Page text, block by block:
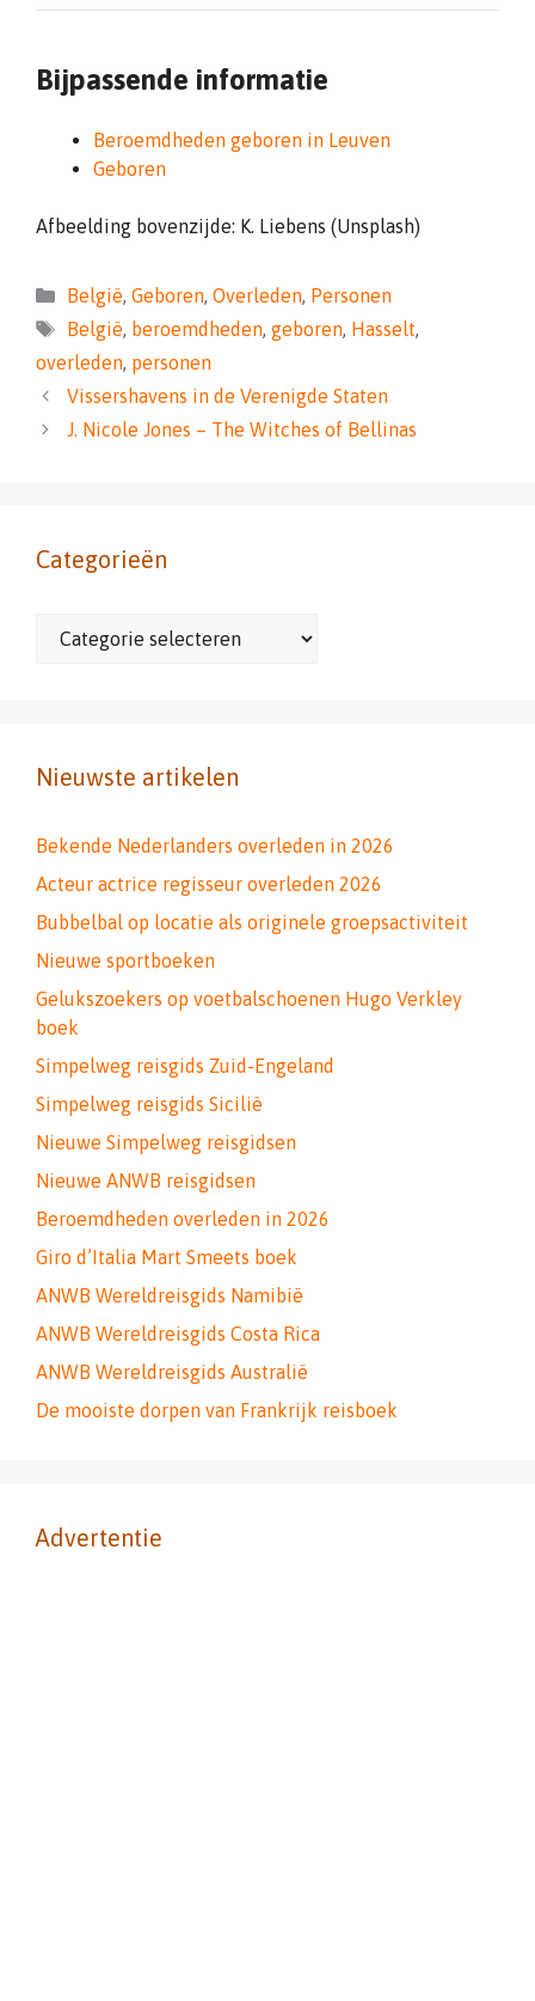
Bijpassende informatie
Beroemdheden geboren in Leuven
Geboren
Afbeelding bovenzijde: K. Liebens (Unsplash)
Categorieën
België, Geboren, Overleden, Personen
Tags
België, beroemdheden, geboren, Hasselt,
overleden, personen
Vissershavens in de Verenigde Staten
J. Nicole Jones – The Witches of Bellinas
Categorieën
Categorieën
Nieuwste artikelen
Bekende Nederlanders overleden in 2026
Acteur actrice regisseur overleden 2026
Bubbelbal op locatie als originele groepsactiviteit
Nieuwe sportboeken
Gelukszoekers op voetbalschoenen Hugo Verkley
boek
Simpelweg reisgids Zuid-Engeland
Simpelweg reisgids Sicilië
Nieuwe Simpelweg reisgidsen
Nieuwe ANWB reisgidsen
Beroemdheden overleden in 2026
Giro d’Italia Mart Smeets boek
ANWB Wereldreisgids Namibië
ANWB Wereldreisgids Costa Rica
ANWB Wereldreisgids Australië
De mooiste dorpen van Frankrijk reisboek
Advertentie